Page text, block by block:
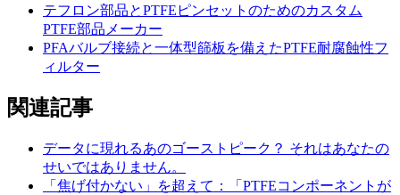
テフロン部品とPTFEピンセットのためのカスタム
PTFE部品メーカー
PFAバルブ接続と一体型篩板を備えたPTFE耐腐蝕性フ
ィルター
関連記事
データに現れるあのゴーストピーク？ それはあなたの
せいではありません。
「焦げ付かない」を超えて：「PTFEコンポーネントが